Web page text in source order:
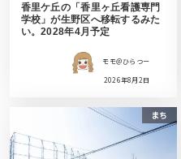
香里ケ丘の「香里ヶ丘看護専門
学校」が生野区へ移転するみた
い。2028年4月予定
モモ＠ひらつー
2026年8月2日
まち